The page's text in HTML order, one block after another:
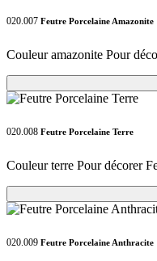
020.007 Feutre Porcelaine Amazonite
Couleur amazonite Pour
Loading...
Loading...
020.008 Feutre Porcelaine Terre
Couleur terre Pour décorer
Loading...
Loading...
020.009 Feutre Porcelaine Anthracite